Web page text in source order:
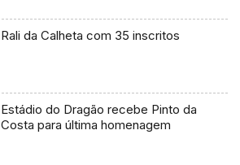
Rali da Calheta com 35 inscritos
Estádio do Dragão recebe Pinto da
Costa para última homenagem